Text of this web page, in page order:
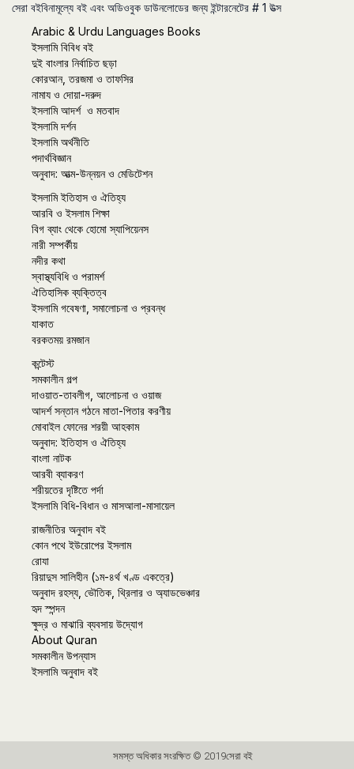
সেরা বইবিনামূল্যে বই এবং অডিওবুক ডাউনলোডের জন্য ইন্টারনেটের # 1 উত্স
Arabic & Urdu Languages Books
ইসলামি বিবিধ বই
দুই বাংলার নির্বাচিত ছড়া
কোরআন, তরজমা ও তাফসির
নামায ও দোয়া-দরুদ
ইসলামি আদর্শ ও মতবাদ
ইসলামি দর্শন
ইসলামি অর্থনীতি
পদার্থবিজ্ঞান
অনুবাদ: আত্ম-উন্নয়ন ও মেডিটেশন
ইসলামি ইতিহাস ও ঐতিহ্য
আরবি ও ইসলাম শিক্ষা
বিগ ব্যাং থেকে হোমো স্যাপিয়েনস
নারী সম্পর্কীয়
নদীর কথা
স্বাস্থ্যবিধি ও পরামর্শ
ঐতিহাসিক ব্যক্তিত্ব
ইসলামি গবেষণা, সমালোচনা ও প্রবন্ধ
যাকাত
বরকতময় রমজান
কন্টেস্ট
সমকালীন গল্প
দাওয়াত-তাবলীগ, আলোচনা ও ওয়াজ
আদর্শ সন্তান গঠনে মাতা-পিতার করণীয়
মোবাইল ফোনের শরয়ী আহকাম
অনুবাদ: ইতিহাস ও ঐতিহ্য
বাংলা নাটক
আরবী ব্যাকরণ
শরীয়তের দৃষ্টিতে পর্দা
ইসলামি বিধি-বিধান ও মাসআলা-মাসায়েল
রাজনীতির অনুবাদ বই
কোন পথে ইউরোপের ইসলাম
রোযা
রিয়াদুস সালিহীন (১ম-৪র্থ খণ্ড একত্রে)
অনুবাদ রহস্য, ভৌতিক, থ্রিলার ও অ্যাডভেঞ্চার
হৃদ স্পন্দন
ক্ষুদ্র ও মাঝারি ব্যবসায় উদ্যোগ
About Quran
সমকালীন উপন্যাস
ইসলামি অনুবাদ বই
সমস্ত অধিকার সংরক্ষিত © 2019সেরা বই